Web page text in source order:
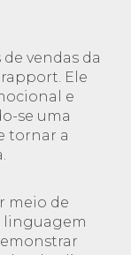
vendas da
Ele
e
se uma
tornar a
meio de
linguagem